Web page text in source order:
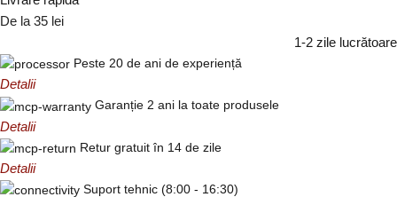
De la 35 lei
1-2 zile lucrătoare
Peste 20 de ani de experiență
Detalii
Garanție 2 ani la toate produsele
Detalii
Retur gratuit în 14 de zile
Detalii
Suport tehnic (8:00 - 16:30)